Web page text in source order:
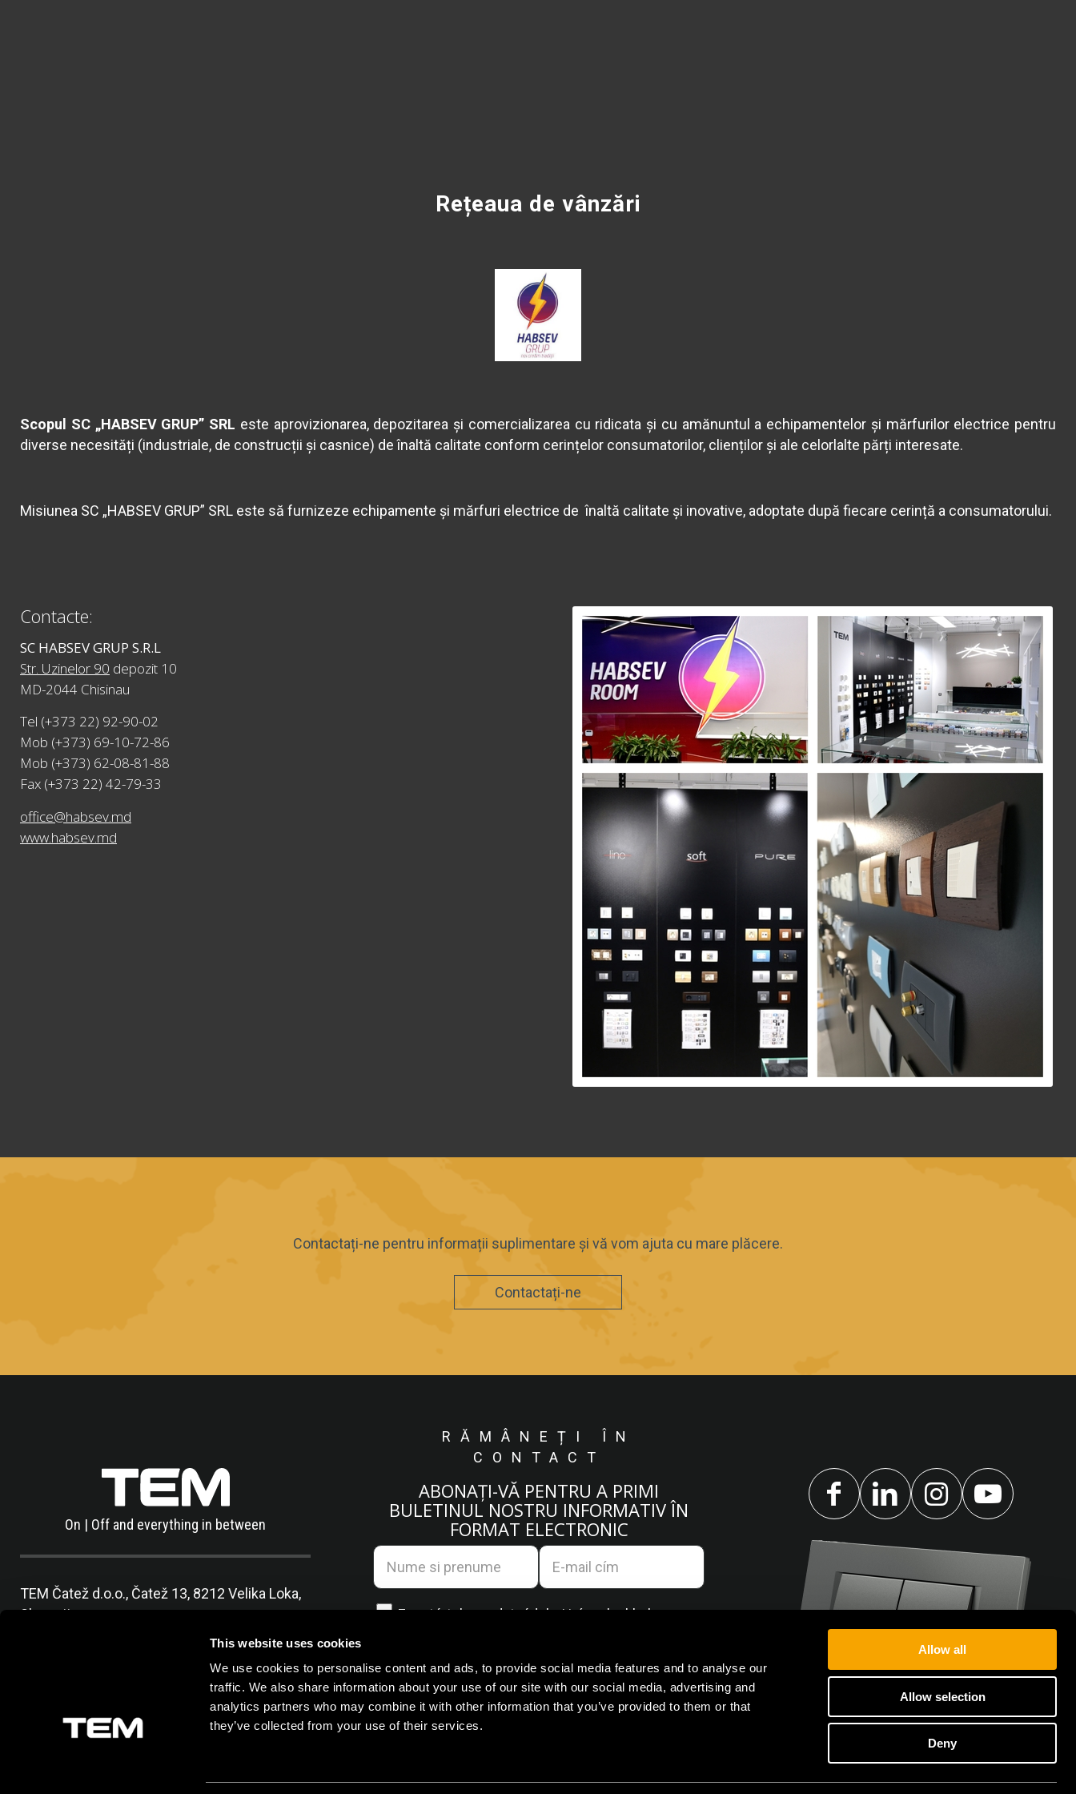
This website uses cookies
We use cookies to personalise content and ads, to provide social media features and to analyse our
traffic. We also share information about your use of our site with our social media, advertising and
analytics partners who may combine it with other information that you’ve provided to them or that
they’ve collected from your use of their services.
Allow all
Allow selection
Deny
Rețeaua de vânzări
Scopul SC „HABSEV GRUP” SRL este aprovizionarea, depozitarea și comercializarea cu ridicata și cu amănuntul a echipamentelor și mărfurilor electrice pentru
diverse necesități (industriale, de construcții și casnice) de înaltă calitate conform cerințelor consumatorilor, clienților și ale celorlalte părți interesate.
Misiunea SC „HABSEV GRUP” SRL este să furnizeze echipamente și mărfuri electrice de înaltă calitate și inovative, adoptate după fiecare cerință a consumatorului.
Contacte:
SC HABSEV GRUP S.R.L
Str. Uzinelor 90 depozit 10
MD-2044 Chisinau
Tel (+373 22) 92-90-02
Mob (+373) 69-10-72-86
Mob (+373) 62-08-81-88
Fax (+373 22) 42-79-33
office@habsev.md
www.habsev.md
Contactați-ne pentru informații suplimentare și vă vom ajuta cu mare plăcere.
Contactați-ne
On | Off and everything in between
TEM Čatež d.o.o., Čatež 13, 8212 Velika Loka,
Slovenija
info@tem.si
RĂMÂNEȚI ÎN
CONTACT
ABONAȚI-VĂ PENTRU A PRIMI
BULETINUL NOSTRU INFORMATIV ÎN
FORMAT ELECTRONIC
Egyetértek azadatvédelmi irányelvekkel.